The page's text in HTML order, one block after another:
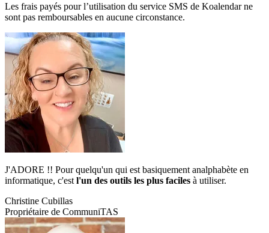
Les frais payés pour l’utilisation du service SMS de Koalendar ne
sont pas remboursables en aucune circonstance.
J'ADORE !! Pour quelqu'un qui est basiquement analphabète en
informatique, c'est l'un des outils les plus faciles à utiliser.
Christine Cubillas
Propriétaire de CommuniTAS